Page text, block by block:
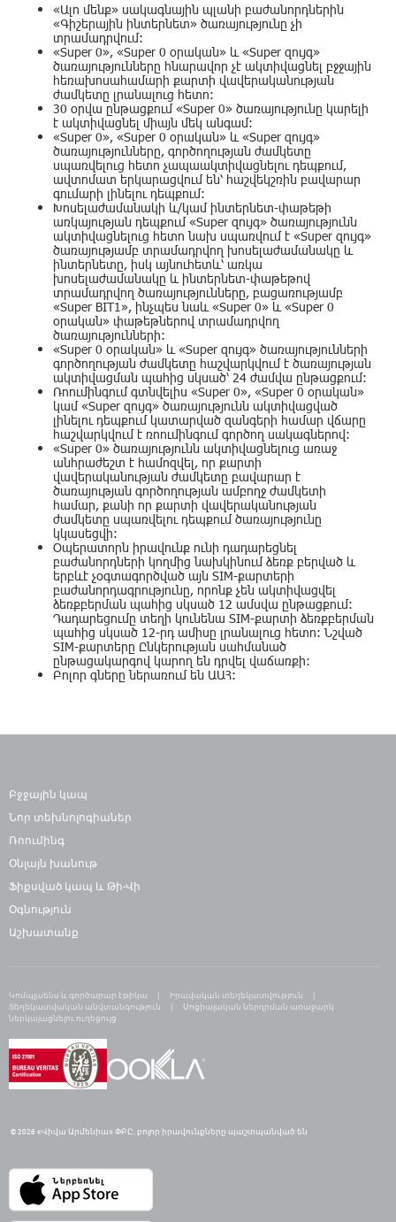
«Ալո մենք» սակագնային պլանի բաժանորդներին
«Գիշերային ինտերնետ» ծառայությունը չի
տրամադրվում:
«Super 0», «Super 0 օրական» և «Super զույգ»
ծառայությունները հնարավոր չէ ակտիվացնել բջջային
հեռախոսահամարի քարտի վավերականության
ժամկետը լրանալուց հետո:
30 օրվա ընթացքում «Super 0» ծառայությունը կարելի
է ակտիվացնել միայն մեկ անգամ:
«Super 0», «Super 0 օրական» և «Super զույգ»
ծառայությունները, գործողության ժամկետը
սպառվելուց հետո չապաակտիվացնելու դեպքում,
ավտոմատ երկարացվում են՝ հաշվեկշռին բավարար
գումարի լինելու դեպքում:
Խոսելաժամանակի և/կամ ինտերնետ-փաթեթի
առկայության դեպքում «Super զույգ» ծառայությունն
ակտիվացնելուց հետո նախ սպառվում է «Super զույգ»
ծառայությամբ տրամադրվող խոսելաժամանակը և
ինտերնետը, իսկ այնուհետև՝ առկա
խոսելաժամանակը և ինտերնետ-փաթեթով
տրամադրվող ծառայությունները, բացառությամբ
«Super BIT1», ինչպես նաև «Super 0» և «Super 0
օրական» փաթեթներով տրամադրվող
ծառայությունների:
«Super 0 օրական» և «Super զույգ» ծառայությունների
գործողության ժամկետը հաշվարկվում է ծառայության
ակտիվացման պահից սկսած՝ 24 ժամվա ընթացքում:
Ռոումինգում գտնվելիս «Super 0», «Super 0 օրական»
կամ «Super զույգ» ծառայությունն ակտիվացված
լինելու դեպքում կատարված զանգերի համար վճարը
հաշվարկվում է ռոումինգում գործող սակագներով:
«Super 0» ծառայությունն ակտիվացնելուց առաջ
անհրաժեշտ է համոզվել, որ քարտի
վավերականության ժամկետը բավարար է
ծառայության գործողության ամբողջ ժամկետի
համար, քանի որ քարտի վավերականության
ժամկետը սպառվելու դեպքում ծառայությունը
կկասեցվի:
Օպերատորն իրավունք ունի դադարեցնել
բաժանորդների կողմից նախկինում ձեռք բերված և
երբևէ չօգտագործված այն SIM-քարտերի
բաժանորդագրությունը, որոնք չեն ակտիվացվել
ձեռքբերման պահից սկսած 12 ամսվա ընթացքում:
Դադարեցումը տեղի կունենա SIM-քարտի ձեռքբերման
պահից սկսած 12-րդ ամիսը լրանալուց հետո: Նշված
SIM-քարտերը Ընկերության սահմանած
ընթացակարգով կարող են դրվել վաճառքի:
Բոլոր գները ներառում են ԱԱՀ:
Բջջային կապ
Նոր տեխնոլոգիաներ
Ռոումինգ
Օնլայն խանութ
Ֆիքսված կապ և Թի-Վի
Օգնություն
Աշխատանք
Կոմպլաենս և գործարար էթիկա
Իրավական տեղեկատվություն
Տեղեկատվական անվտանգություն
Սոցիալական ներդրման առաջարկ
ներկայացնելու ուղեցույց
© 2026 «Վիվա Արմենիա» ՓԲԸ, բոլոր իրավունքները պաշտպանված են